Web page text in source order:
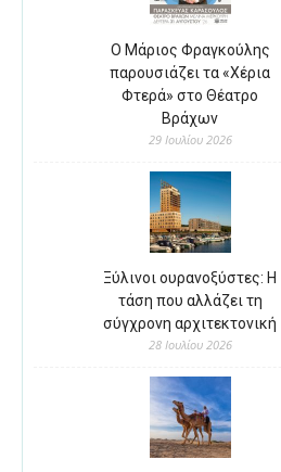
Ο Μάριος Φραγκούλης
παρουσιάζει τα «Χέρια
Φτερά» στο Θέατρο
Βράχων
29 Ιουλίου 2026
Ξύλινοι ουρανοξύστες: Η
τάση που αλλάζει τη
σύγχρονη αρχιτεκτονική
28 Ιουλίου 2026